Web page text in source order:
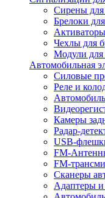
Сирены для
Брелоки
Чехлы для
Модули для
Автомобильная
Силовые
Реле и
Камеры
Радар-
USB-
FM-
FM-
Сканеры
Адаптеры и